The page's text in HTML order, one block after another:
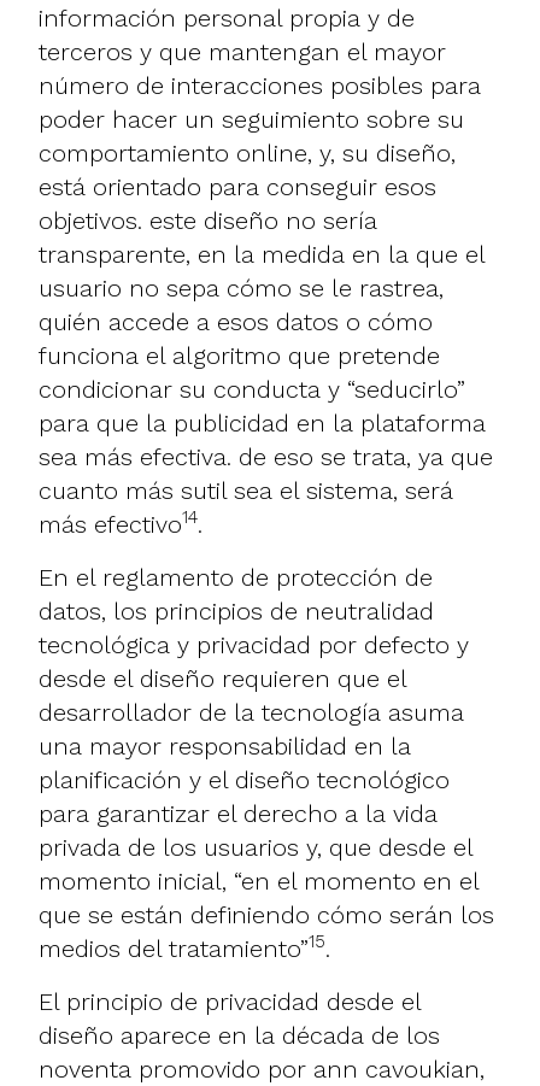
información personal propia y de
terceros y que mantengan el mayor
número de interacciones posibles para
poder hacer un seguimiento sobre su
comportamiento online, y, su diseño,
está orientado para conseguir esos
objetivos. este diseño no sería
transparente, en la medida en la que el
usuario no sepa cómo se le rastrea,
quién accede a esos datos o cómo
funciona el algoritmo que pretende
condicionar su conducta y “seducirlo”
para que la publicidad en la plataforma
sea más efectiva. de eso se trata, ya que
cuanto más sutil sea el sistema, será
más efectivo14.
En el reglamento de protección de
datos, los principios de neutralidad
tecnológica y privacidad por defecto y
desde el diseño requieren que el
desarrollador de la tecnología asuma
una mayor responsabilidad en la
planificación y el diseño tecnológico
para garantizar el derecho a la vida
privada de los usuarios y, que desde el
momento inicial, “en el momento en el
que se están definiendo cómo serán los
medios del tratamiento”15.
El principio de privacidad desde el
diseño aparece en la década de los
noventa promovido por ann cavoukian,